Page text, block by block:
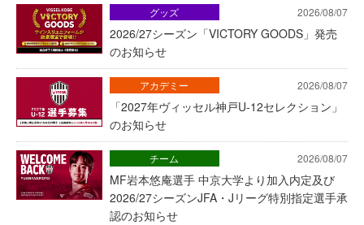
2026/08/07
2026/27シーズン「VICTORY GOODS」発売
のお知らせ
グッズ
2026/08/07
「2027年ヴィッセル神戸U-12セレクション」
のお知らせ
アカデミー
2026/08/07
MF岩本悠庵選手 中京大学より加入内定及び
2026/27シーズンJFA・Jリーグ特別指定選手承
認のお知らせ
チーム